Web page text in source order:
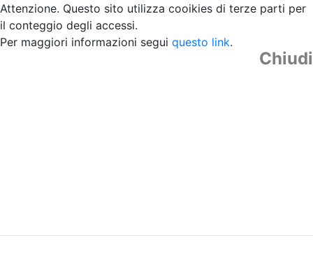
Attenzione. Questo sito utilizza cooikies di terze parti per
il conteggio degli accessi.
Per maggiori informazioni segui questo link.
Chiudi